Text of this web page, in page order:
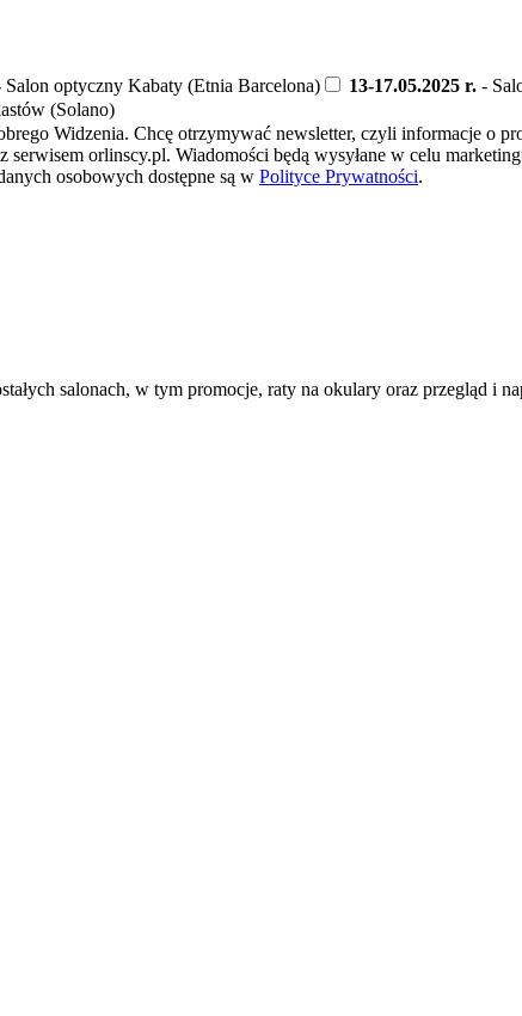
Salon optyczny Kabaty (Etnia Barcelona) 13-17.05.2025 r. -
(Solano)
Widzenia. Chcę otrzymywać newsletter, czyli informacje o
orlinscy.pl. Wiadomości będą wysyłane w celu
osobowych dostępne są w Polityce Prywatności.
salonach, w tym promocje, raty na okulary oraz przegląd i